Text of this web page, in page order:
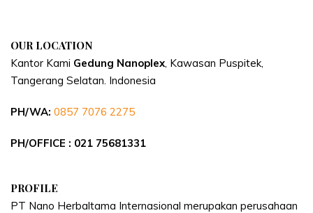
OUR LOCATION
Kantor Kami Gedung Nanoplex, Kawasan Puspitek,
Tangerang Selatan. Indonesia
PH/WA: 0857 7076 2275
PH/OFFICE : 021 75681331
PROFILE
PT Nano Herbaltama Internasional merupakan perusahaan